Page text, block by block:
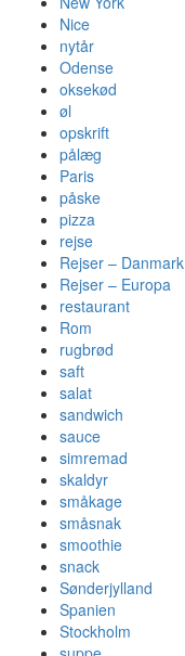
Nice
nytår
Odense
oksekød
øl
opskrift
pålæg
Paris
påske
pizza
rejse
Rejser – Danmark
Rejser – Europa
restaurant
Rom
rugbrød
saft
salat
sandwich
sauce
simremad
skaldyr
småkage
småsnak
smoothie
snack
Sønderjylland
Spanien
Stockholm